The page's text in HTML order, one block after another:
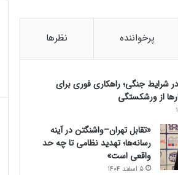
پرخواننده نظرها
در شرایط جنگی؛ راهکاری فوری برای
از ورشکستگی
«تقابل تهران–واشنگتن در آینه
رسانه‌ها؛ تهدید نظامی تا چه حد
واقعی است»
5 اسفند 1404